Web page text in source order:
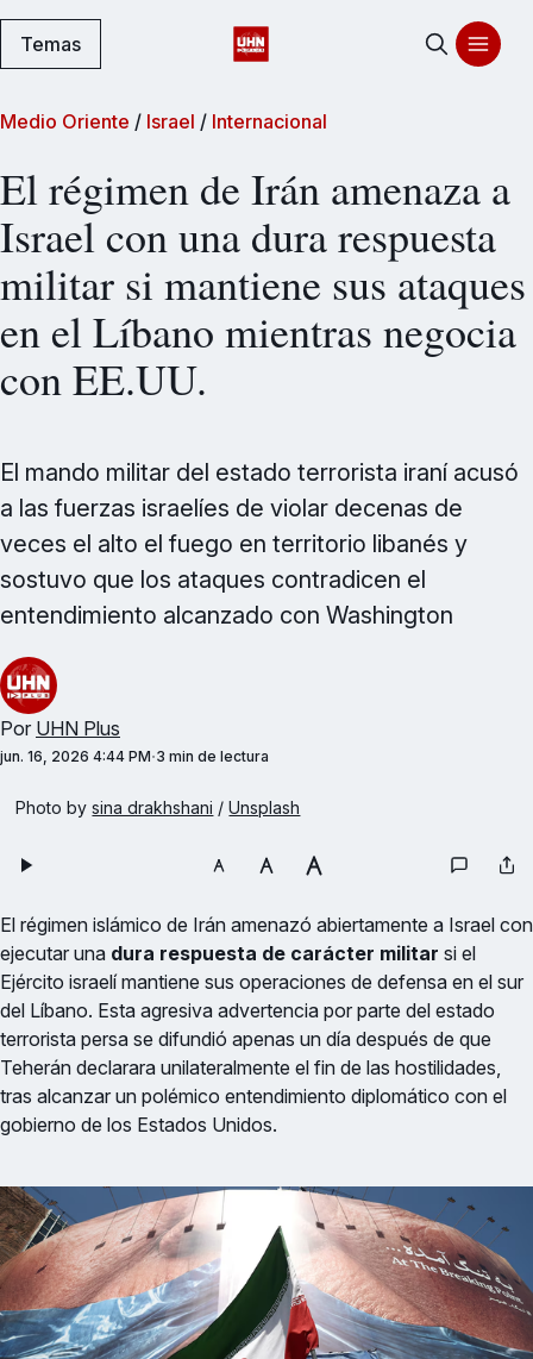
Temas
Medio Oriente / Israel / Internacional
El régimen de Irán amenaza a
Israel con una dura respuesta
militar si mantiene sus ataques
en el Líbano mientras negocia
con EE.UU.
El mando militar del estado terrorista iraní acusó
a las fuerzas israelíes de violar decenas de
veces el alto el fuego en territorio libanés y
sostuvo que los ataques contradicen el
entendimiento alcanzado con Washington
Por UHN Plus
jun. 16, 2026 4:44 PM 3 min de lectura
Photo by sina drakhshani / Unsplash
El régimen islámico de Irán amenazó abiertamente a Israel con
ejecutar una dura respuesta de carácter militar si el
Ejército israelí mantiene sus operaciones de defensa en el sur
del Líbano. Esta agresiva advertencia por parte del estado
terrorista persa se difundió apenas un día después de que
Teherán declarara unilateralmente el fin de las hostilidades,
tras alcanzar un polémico entendimiento diplomático con el
gobierno de los Estados Unidos.